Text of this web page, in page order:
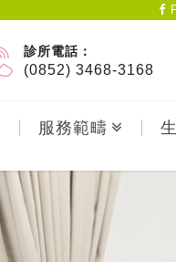
診所電話：
(0852) 3468-3168
服務範疇